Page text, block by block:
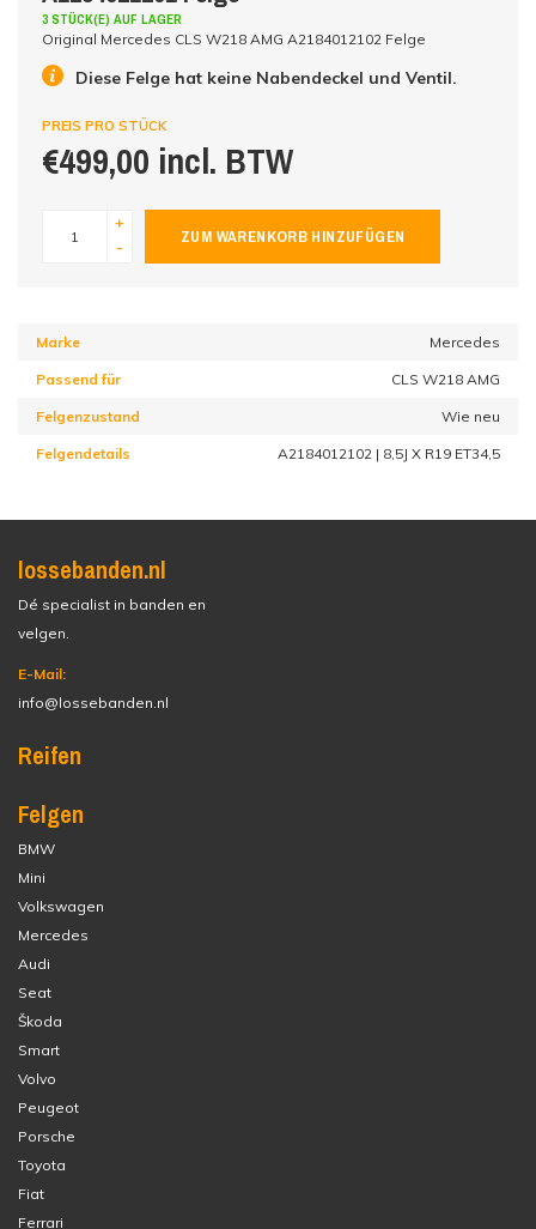
3 STÜCK(E) AUF LAGER
Original Mercedes CLS W218 AMG A2184012102 Felge
Diese Felge hat keine Nabendeckel und Ventil.
PREIS PRO STÜCK
€499,00 incl. BTW
+
-
ZUM WARENKORB HINZUFÜGEN
Marke Mercedes
Passend für CLS W218 AMG
Felgenzustand Wie neu
Felgendetails A2184012102 | 8,5J X R19 ET34,5
lossebanden.nl
Dé specialist in banden en
velgen.
E-Mail:
info@lossebanden.nl
Reifen
Felgen
BMW
Mini
Volkswagen
Mercedes
Audi
Seat
Škoda
Smart
Volvo
Peugeot
Porsche
Toyota
Fiat
Ferrari